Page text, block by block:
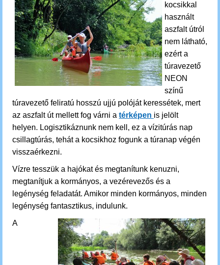
kocsikkal
használt
aszfalt útról
nem látható,
ezért a
túravezető
NEON
színű
túravezető feliratú hosszú ujjú polóját keressétek, mert
az aszfalt út mellett fog várni a térképen is jelölt
helyen. Logisztikáznunk nem kell, ez a vízitúrás nap
csillagtúrás, tehát a kocsikhoz fogunk a túranap végén
visszaérkezni.
Vízre tesszük a hajókat és megtanítunk kenuzni,
megtanítjuk a kormányos, a vezérevezős és a
legénység feladatát. Amikor minden kormányos, minden
legénység fantasztikus, indulunk.
A